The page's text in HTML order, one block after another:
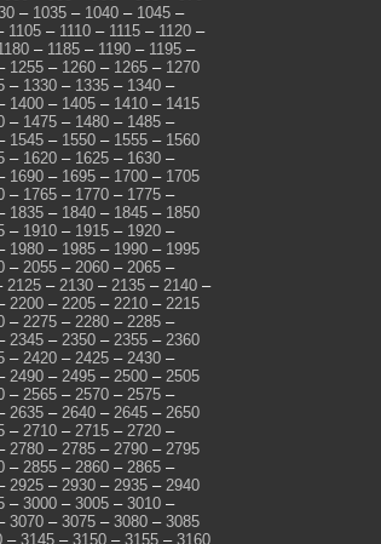
– 1035 – 1040 – 1045 –
1105 – 1110 – 1115 – 1120 –
– 1185 – 1190 – 1195 –
1255 – 1260 – 1265 – 1270
– 1330 – 1335 – 1340 –
1400 – 1405 – 1410 – 1415
– 1475 – 1480 – 1485 –
1545 – 1550 – 1555 – 1560
– 1620 – 1625 – 1630 –
1690 – 1695 – 1700 – 1705
– 1765 – 1770 – 1775 –
1835 – 1840 – 1845 – 1850
– 1910 – 1915 – 1920 –
1980 – 1985 – 1990 – 1995
– 2055 – 2060 – 2065 –
2125 – 2130 – 2135 – 2140 –
2200 – 2205 – 2210 – 2215
– 2275 – 2280 – 2285 –
2345 – 2350 – 2355 – 2360
– 2420 – 2425 – 2430 –
2490 – 2495 – 2500 – 2505
– 2565 – 2570 – 2575 –
2635 – 2640 – 2645 – 2650
– 2710 – 2715 – 2720 –
2780 – 2785 – 2790 – 2795
– 2855 – 2860 – 2865 –
2925 – 2930 – 2935 – 2940
– 3000 – 3005 – 3010 –
3070 – 3075 – 3080 – 3085
– 3145 – 3150 – 3155 – 3160